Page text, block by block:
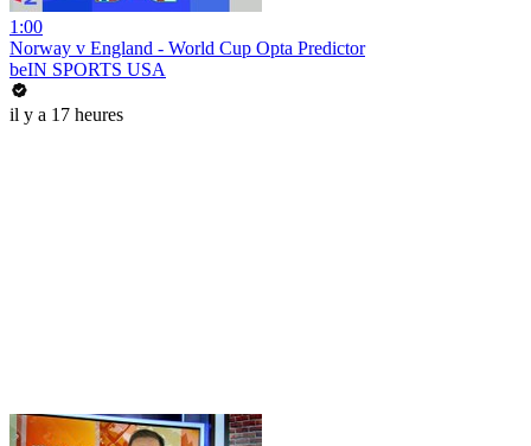
1:00
Norway v England - World Cup Opta Predictor
beIN SPORTS USA
il y a 17 heures